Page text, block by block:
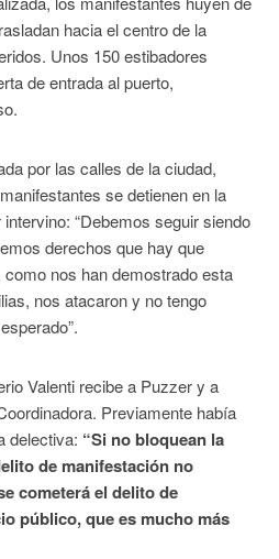
hacia el centro de la
Unos 150 estibadores
de entrada al puerto,
por las calles de la ciudad,
se detienen en la
“Debemos seguir siendo
derechos que hay que
nos han demostrado esta
nos atacaron y no tengo
Valenti recibe a Puzzer y a
Previamente había
delectiva: “Si no bloquean la
de manifestación no
cometerá el delito de
público, que es mucho más